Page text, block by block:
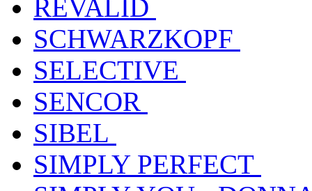
REVALID
SCHWARZKOPF
SELECTIVE
SENCOR
SIBEL
SIMPLY PERFECT